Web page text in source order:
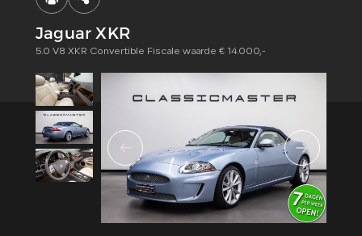
FINANCIEREN
ALGEMENE
CONTACT
Jaguar XKR
5.0 V8 XKR Convertible Fiscale waarde € 14.000,-